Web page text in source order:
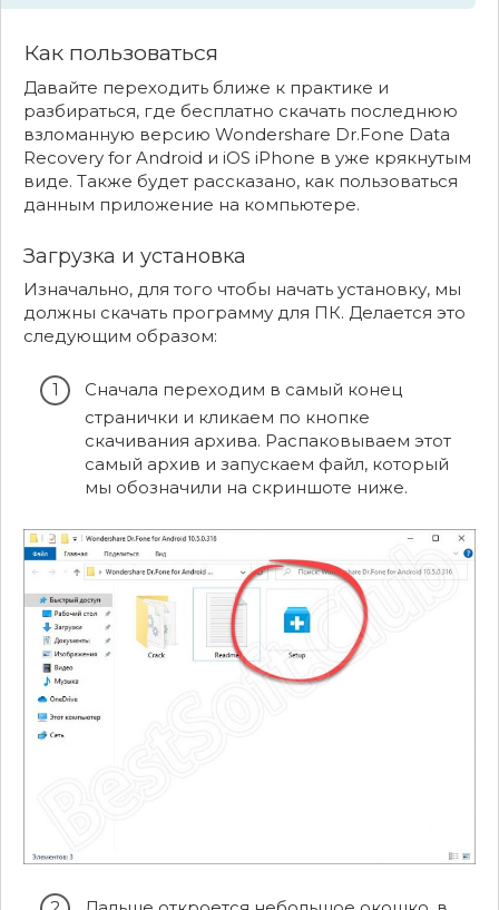
Как пользоваться
Давайте переходить ближе к практике и
разбираться, где бесплатно скачать последнюю
взломанную версию Wondershare Dr.Fone Data
Recovery for Android и iOS iPhone в уже крякнутым
виде. Также будет рассказано, как пользоваться
данным приложение на компьютере.
Загрузка и установка
Изначально, для того чтобы начать установку, мы
должны скачать программу для ПК. Делается это
следующим образом:
Сначала переходим в самый конец
странички и кликаем по кнопке
скачивания архива. Распаковываем этот
самый архив и запускаем файл, который
мы обозначили на скриншоте ниже.